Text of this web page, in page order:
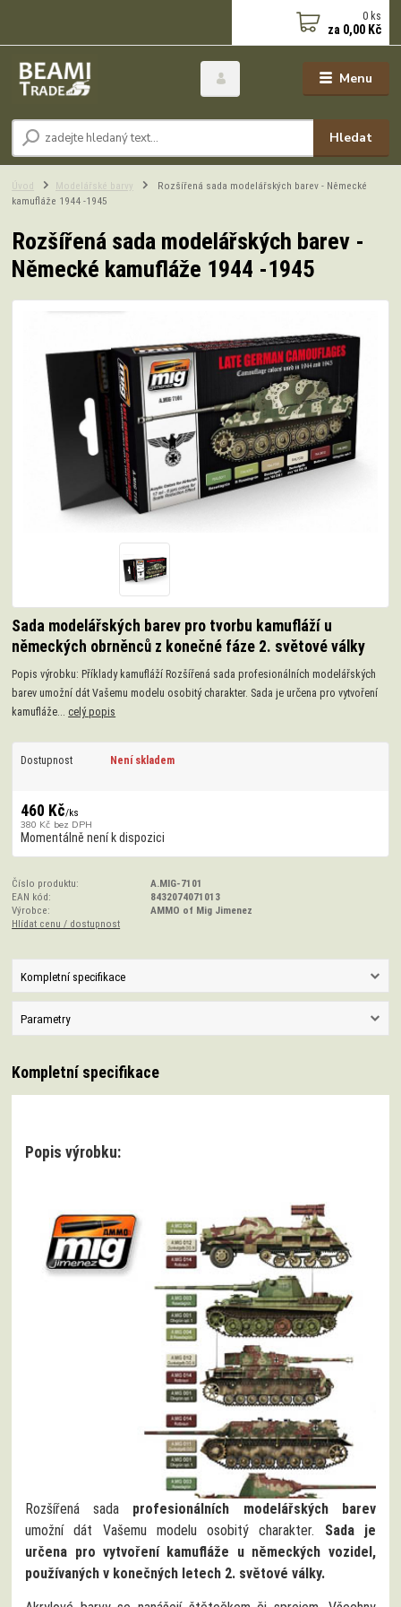
Menu
Hledat
0 ks
za 0,00 Kč
Úvod Modelářské barvy
Rozšířená sada modelářských barev - Německé
kamufláže 1944 -1945
Rozšířená sada modelářských barev -
Německé kamufláže 1944 -1945
Sada modelářských barev pro tvorbu kamufláží u
německých obrněnců z konečné fáze 2. světové války
Popis výrobku: Příklady kamufláží Rozšířená sada profesionálních modelářských
barev umožní dát Vašemu modelu osobitý charakter. Sada je určena pro vytvoření
kamufláže... celý popis
Dostupnost Není skladem
460 Kč/ks
380 Kč bez DPH
Momentálně není k dispozici
Číslo produktu:
A.MIG-7101
EAN kód:
8432074071013
Výrobce:
AMMO of Mig Jimenez
Hlídat cenu / dostupnost
Kompletní specifikace
Parametry
Kompletní specifikace
Popis výrobku:
Rozšířená sada profesionálních modelářských barev
umožní dát Vašemu modelu osobitý charakter. Sada je
určena pro vytvoření kamufláže u německých vozidel,
používaných v konečných letech 2. světové války.